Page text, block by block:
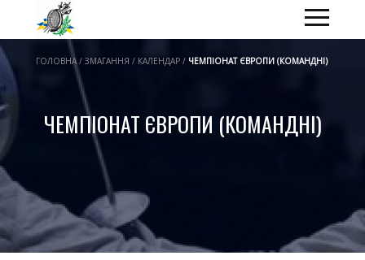
ГОЛОВНА / ЗМАГАННЯ / КАЛЕНДАР / ЧЕМПІОНАТ ЄВРОПИ (КОМАНДНІ)
ЧЕМПІОНАТ ЄВРОПИ (КОМАНДНІ)